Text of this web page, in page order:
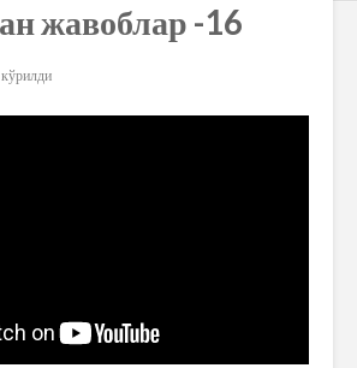
жавоблар -16